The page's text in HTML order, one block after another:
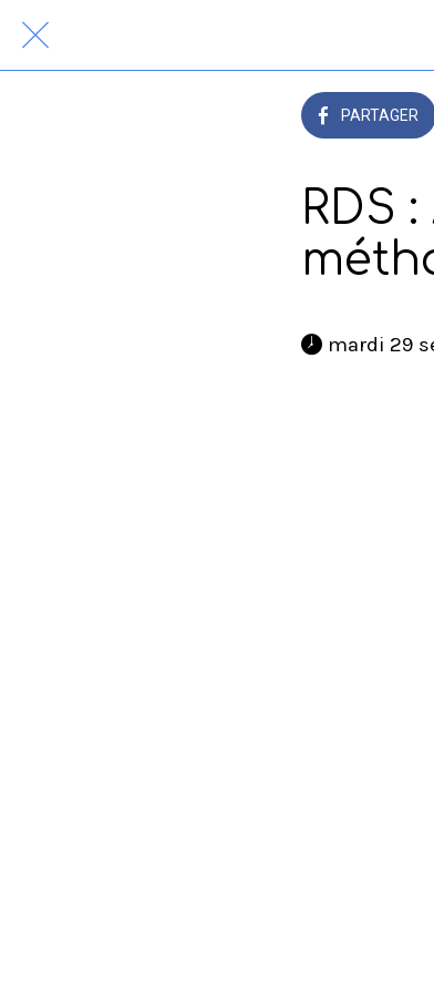
PARTAGER
RDS
mardi 29